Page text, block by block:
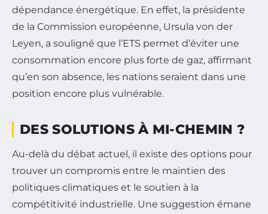
dépendance énergétique. En effet, la présidente
de la Commission européenne, Ursula von der
Leyen, a souligné que l’ETS permet d’éviter une
consommation encore plus forte de gaz, affirmant
qu’en son absence, les nations seraient dans une
position encore plus vulnérable.
DES SOLUTIONS À MI-CHEMIN ?
Au-delà du débat actuel, il existe des options pour
trouver un compromis entre le maintien des
politiques climatiques et le soutien à la
compétitivité industrielle. Une suggestion émane